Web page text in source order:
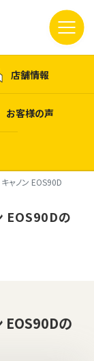
店舗情報
お客様の声
ャノン EOS90D
EOS90Dの
EOS90Dの